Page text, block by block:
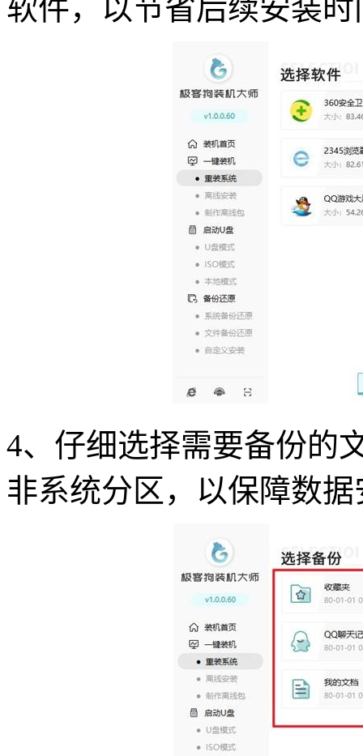
软件，以节省后续安装时
4、仔细选择需要备份的
非系统分区，以保障数据